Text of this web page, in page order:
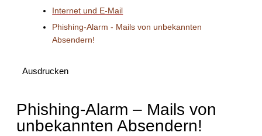
Internet und E-Mail
Phishing-Alarm - Mails von unbekannten
Absendern!
Ausdrucken
Phishing-Alarm – Mails von
unbekannten Absendern!